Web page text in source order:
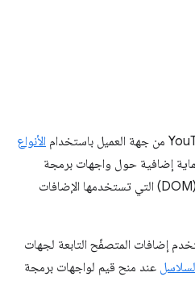
الأنواع
إضافية حول واجهات برمجة
(DOM) التي تستخدمها الإضافات
إضافات المتصفّح التابعة لجهات
عند منح قيم لواجهات برمجة